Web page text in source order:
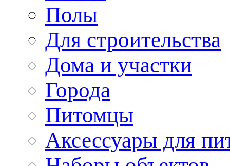
Полы
Для строительства
Дома и участки
Города
Питомцы
Аксессуары для